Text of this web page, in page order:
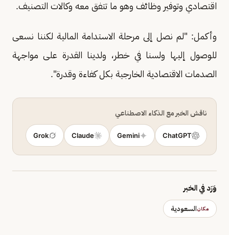
اقتصادي وتوفير وظائف وهو ما تتفق معه وكالات التصنيف.
وأكمل: "لم نصل إلى مرحلة الاستدامة المالية لكننا نسعى
للوصول إليها ولسنا في خطر، ولدينا القدرة على مواجهة
الصدمات الاقتصادية الخارجية بكل كفاءة وقدرة".
ناقش الخبر مع الذكاء الاصطناعي
ChatGPT
Gemini
Claude
Grok
وَرَد في الخبر
مكانالسعودية